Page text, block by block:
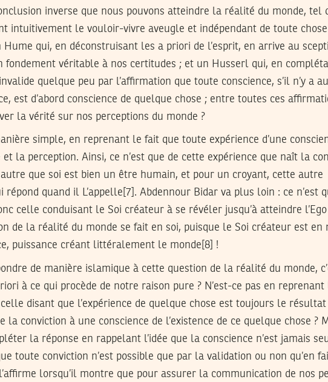
inverse que nous pouvons atteindre la réalité du monde, tel
intuitivement le vouloir-vivre aveugle et indépendant de toute
Hume qui, en déconstruisant les a priori de l’esprit, en arrive au
fondement véritable à nos certitudes ; et un Husserl qui, en
quelque peu par l’affirmation que toute conscience, s’il n’y a
est d’abord conscience de quelque chose ; entre toutes ces
la vérité sur nos perceptions du monde ?
simple, en reprenant le fait que toute expérience d’une
la perception. Ainsi, ce n’est que de cette expérience que naît la
que soi est bien un être humain, et pour un croyant, cette autre
répond quand il L’appelle[7]. Abdennour Bidar va plus loin : ce n’est
celle conduisant le Soi créateur à se révéler jusqu’à atteindre l’Ego
de la réalité du monde se fait en soi, puisque le Soi créateur est en
puissance créant littéralement le monde[8] !
de manière islamique à cette question de la réalité du monde,
à ce qui procède de notre raison pure ? N’est-ce pas en reprenant
disant que l’expérience de quelque chose est toujours le résultat
la conviction à une conscience de l’existence de ce quelque chose ?
la réponse en rappelant l’idée que la conscience n’est jamais
toute conviction n’est possible que par la validation ou non qu’en
lorsqu’il montre que pour assurer la communication de nos